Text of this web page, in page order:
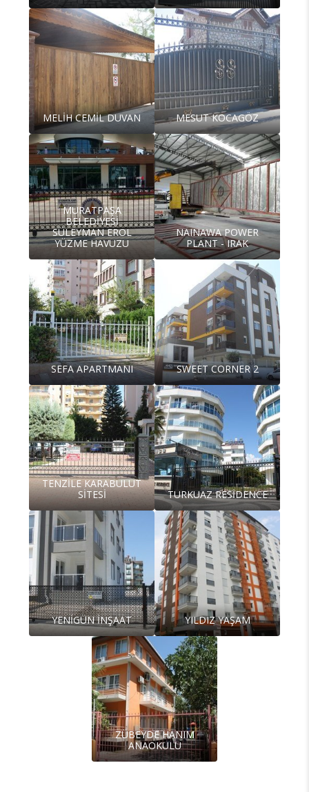
MELİH CEMİL DUVAN MESUT KOCAGÖZ
MURATPAŞA
BELEDİYESİ
SÜLEYMAN EROL
YÜZME HAVUZU
NAINAWA POWER
PLANT - IRAK
SEFA APARTMANI SWEET CORNER 2
TENZİLE KARABULUT
SİTESİ
TURKUAZ RESİDENCE
YENİGÜN İNŞAAT YILDIZ YAŞAM
ZÜBEYDE HANIM
ANAOKULU